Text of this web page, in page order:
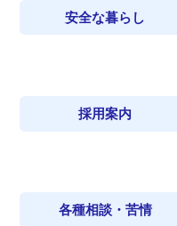
安全な暮らし
採用案内
各種相談・苦情